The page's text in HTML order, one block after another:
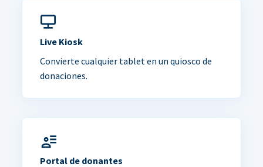
Live Kiosk
Convierte cualquier tablet en un quiosco de
donaciones.
Portal de donantes